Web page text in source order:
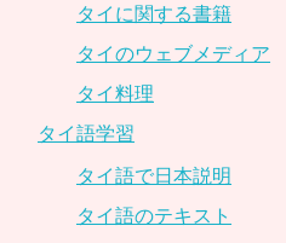
タイに関する書籍
タイのウェブメディア
タイ料理
タイ語学習
タイ語で日本説明
タイ語のテキスト